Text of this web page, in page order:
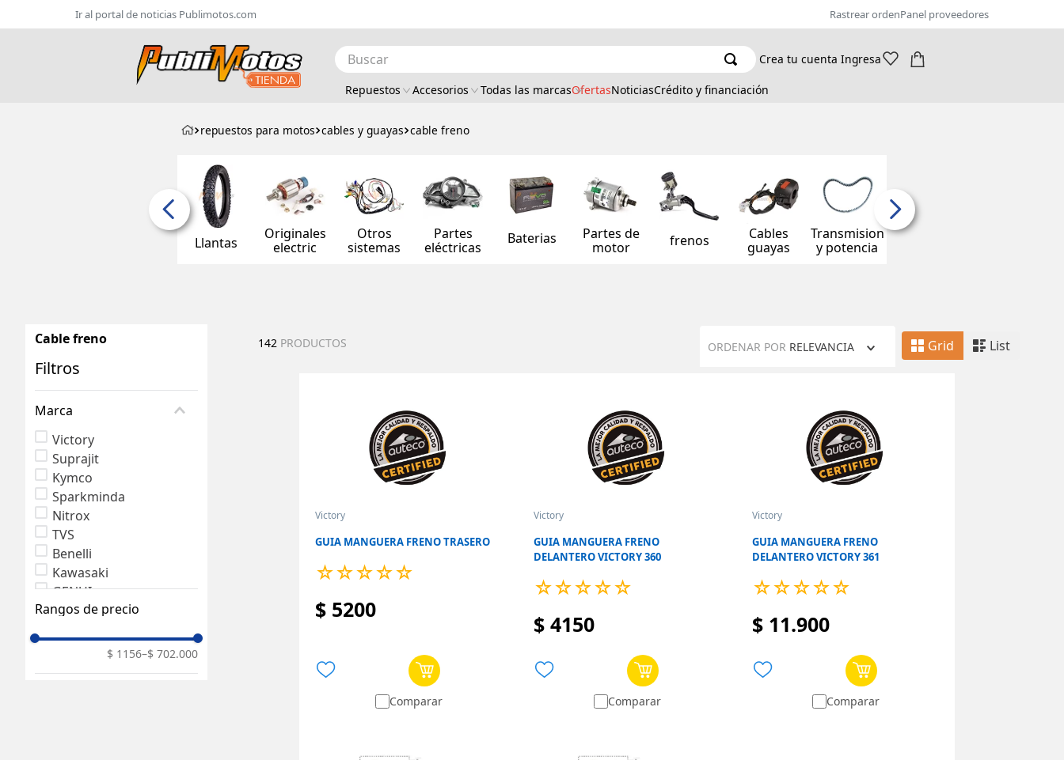
Ir al portal de noticias Publimotos.com Rastrear ordenPanel proveedores
Buscar Crea tu cuenta Ingresa
Repuestos Accesorios Todas las marcasOfertasNoticiasCrédito y financiación
repuestos para motos cables y guayas cable freno
Llantas
Originales
electric
Otros
sistemas
Partes
eléctricas
Baterias
Partes de
motor
frenos
Cables
guayas
Transmision
y potencia
Cable freno
Filtros
Marca
Victory
Suprajit
Kymco
Sparkminda
Nitrox
TVS
Benelli
Kawasaki
GENUI
SUKIPARTS
Rangos de precio
$ 1156–$ 702.000
142 PRODUCTOS ORDENAR POR RELEVANCIA Grid List
Victory
GUIA MANGUERA FRENO TRASERO
☆☆☆☆☆
$ 5200
Comparar
Victory
GUIA MANGUERA FRENO
DELANTERO VICTORY 360
☆☆☆☆☆
$ 4150
Comparar
Victory
GUIA MANGUERA FRENO
DELANTERO VICTORY 361
☆☆☆☆☆
$ 11.900
Comparar